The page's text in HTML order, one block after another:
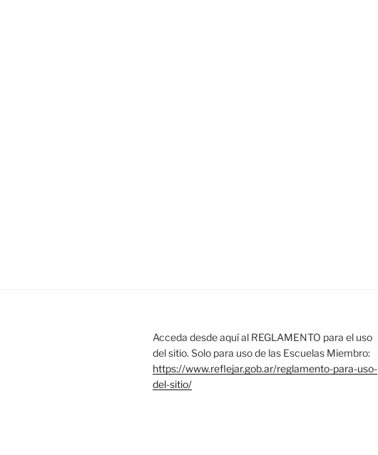
Acceda desde aquí al REGLAMENTO para el uso
del sitio. Solo para uso de las Escuelas Miembro:
https://www.reflejar.gob.ar/reglamento-para-uso-
del-sitio/